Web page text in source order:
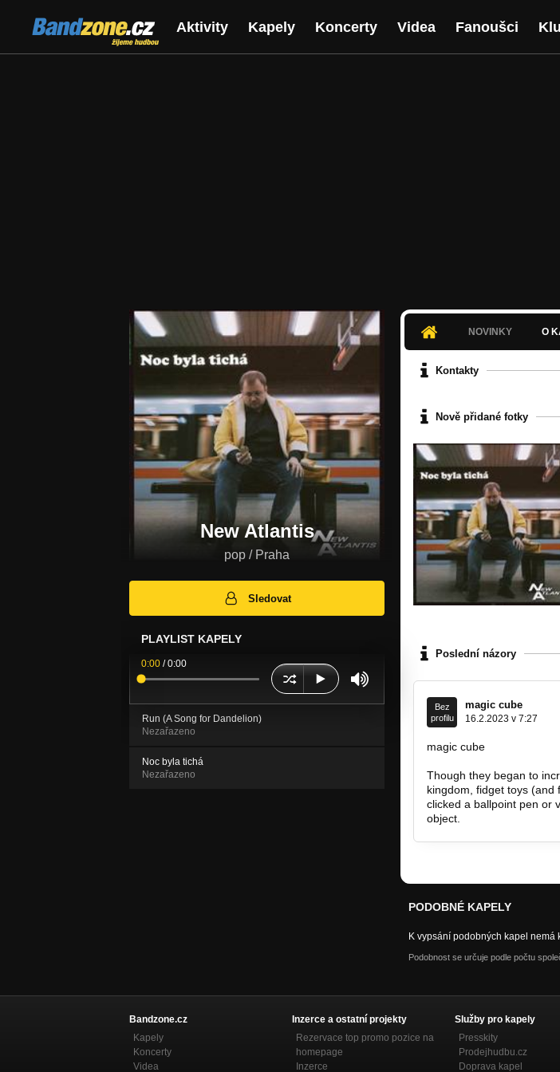
Bandzone.cz
žijeme hudbou
Aktivity Kapely Koncerty Videa Fanoušci
New Atlantis
pop / Praha
Sledovat
PLAYLIST KAPELY
0:00 /0:00
Run (A Song for Dandelion)
Nezařazeno
Noc byla tichá
Nezařazeno
NOVINKY O
Kontakty
Nově přidané fotky
Poslední názory
Bez
profilu
magic cube
16.2.2023 v 7:27
magic cube
Though they began to
kingdom, fidget toys (and
clicked a ballpoint pen or
object.
PODOBNÉ KAPELY
K vypsání podobných kapel nemá
Podobnost se určuje podle počtu
Bandzone.cz
Kapely
Koncerty
Videa
Inzerce a ostatní projekty
Rezervace top promo pozice na
homepage
Inzerce
Služby pro kapely
Presskity
Prodejhudbu.cz
Doprava kapel